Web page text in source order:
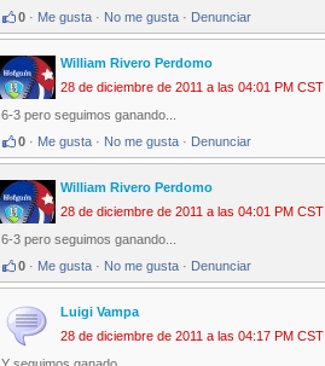
0 · Me gusta · No me gusta · Denunciar
William Rivero Perdomo
28 de diciembre de 2011 a las 04:01 PM CST
6-3 pero seguimos ganando...
0 · Me gusta · No me gusta · Denunciar
William Rivero Perdomo
28 de diciembre de 2011 a las 04:01 PM CST
6-3 pero seguimos ganando...
0 · Me gusta · No me gusta · Denunciar
Luigi Vampa
28 de diciembre de 2011 a las 04:17 PM CST